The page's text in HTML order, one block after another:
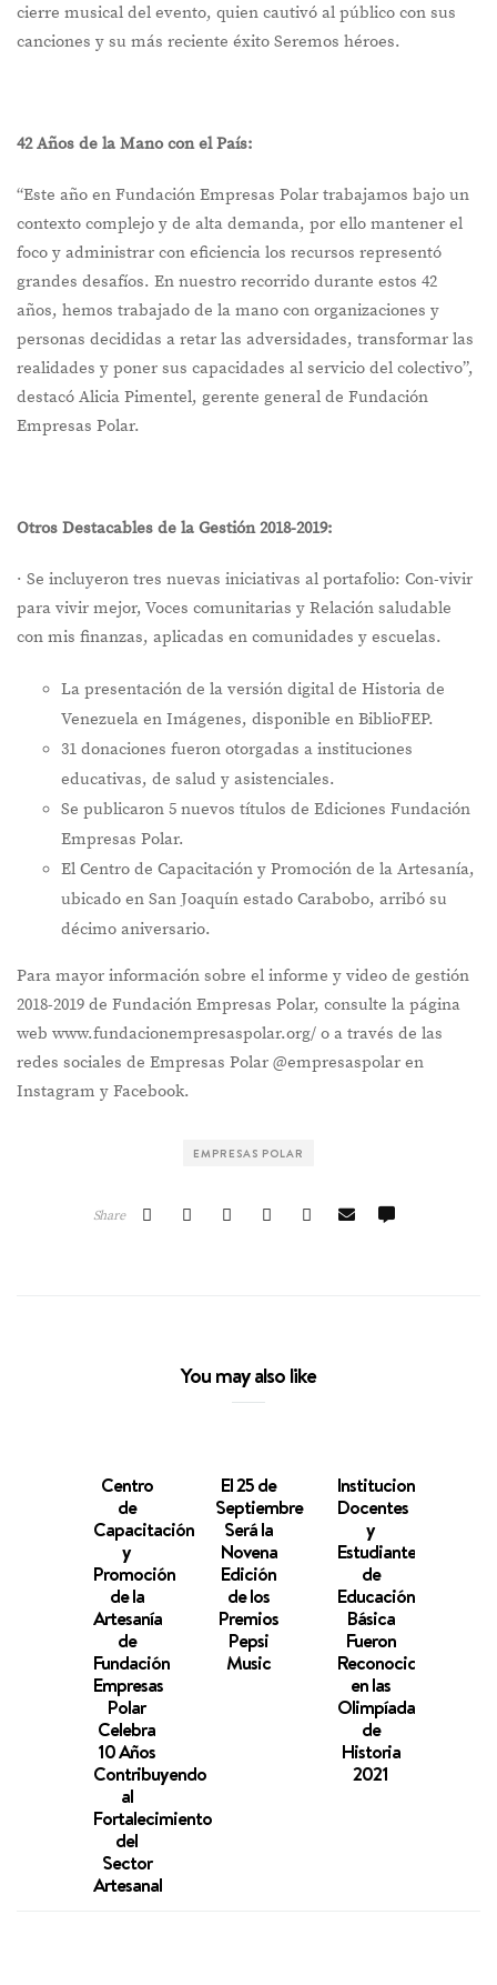
cierre musical del evento, quien cautivó al público con sus
canciones y su más reciente éxito Seremos héroes.
42 Años de la Mano con el País:
“Este año en Fundación Empresas Polar trabajamos bajo un
contexto complejo y de alta demanda, por ello mantener el
foco y administrar con eficiencia los recursos representó
grandes desafíos. En nuestro recorrido durante estos 42
años, hemos trabajado de la mano con organizaciones y
personas decididas a retar las adversidades, transformar las
realidades y poner sus capacidades al servicio del colectivo”,
destacó Alicia Pimentel, gerente general de Fundación
Empresas Polar.
Otros Destacables de la Gestión 2018-2019:
· Se incluyeron tres nuevas iniciativas al portafolio: Con-vivir
para vivir mejor, Voces comunitarias y Relación saludable
con mis finanzas, aplicadas en comunidades y escuelas.
La presentación de la versión digital de Historia de
Venezuela en Imágenes, disponible en BiblioFEP.
31 donaciones fueron otorgadas a instituciones
educativas, de salud y asistenciales.
Se publicaron 5 nuevos títulos de Ediciones Fundación
Empresas Polar.
El Centro de Capacitación y Promoción de la Artesanía,
ubicado en San Joaquín estado Carabobo, arribó su
décimo aniversario.
Para mayor información sobre el informe y video de gestión
2018-2019 de Fundación Empresas Polar, consulte la página
web www.fundacionempresaspolar.org/ o a través de las
redes sociales de Empresas Polar @empresaspolar en
Instagram y Facebook.
EMPRESAS POLAR
Share
You may also like
Centro
de
Capacitación
y
Promoción
de la
Artesanía
de
Fundación
Empresas
Polar
Celebra
10 Años
Contribuyendo
al
Fortalecimiento
del
Sector
Artesanal
El 25 de
Septiembre
Será la
Novena
Edición
de los
Premios
Pepsi
Music
Instituciones,
Docentes
y
Estudiantes
de
Educación
Básica
Fueron
Reconocidos
en las
Olimpíadas
de
Historia
2021